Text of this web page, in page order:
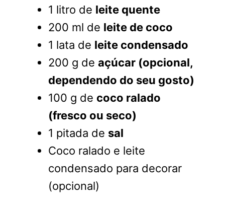
1 litro de leite quente
200 ml de leite de coco
1 lata de leite condensado
200 g de açúcar (opcional,
dependendo do seu gosto)
100 g de coco ralado
(fresco ou seco)
1 pitada de sal
Coco ralado e leite
condensado para decorar
(opcional)